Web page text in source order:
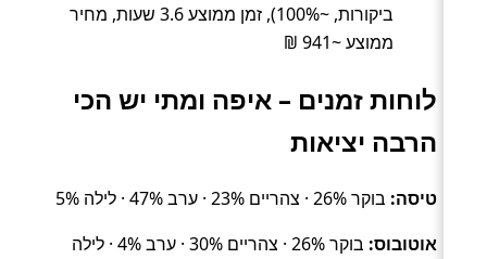
ביקורות, ~100%), זמן ממוצע 3.6 שעות, מחיר
ממוצע ~941 ₪
לוחות זמנים – איפה ומתי יש הכי
הרבה יציאות
טיסה: בוקר 26% · צהריים 23% · ערב 47% · לילה 5%
אוטובוס:
בוקר 26% · צהריים 30% · ערב 4% · לילה